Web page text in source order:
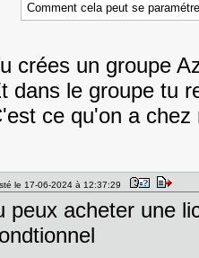
Comment cela peut se
crées un groupe
dans le groupe tu
ce qu'on a
le 17-06-2024 à 12:37:29
peux acheter une